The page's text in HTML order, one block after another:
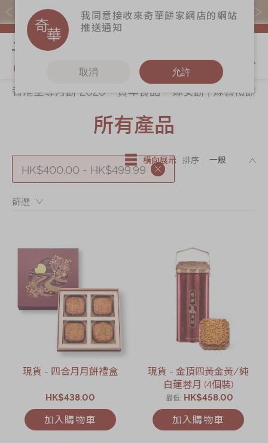
易賞錢會員憑推廣碼購買現貨產品可賺易賞錢($5=1分)
關於奇華
分店網絡
商務銷售
嫁喜須知
奇華餅食
香港至尊月餅
2026
賀年食品
嫁女餅 | 嫁喜禮
茗茶系列
奇華迪士尼禮盒
奇華LINE
FRIENDS禮盒
所有產品
產品價目表
更多
奇華茶室
简体
香港至尊月餅 2026 賀年食品
嫁女餅 | 嫁喜禮餅
所有產品
HK$400.00 - HK$499.99
篩選：
橫向展示 排序 :
現貨 - 四合月月餅禮盒
HK$438.00
加入購物車
現貨 - 金頂四黃金黃/純
白蓮蓉月 (4個裝)
最低 HK$458.00
加入購物車
我同意接收來奇華餅家網店的網站
推送通知
取消 允許